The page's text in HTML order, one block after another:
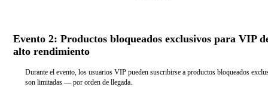
Evento 2: Productos bloqueados exclusivos para VIP
alto rendimiento
Durante el evento, los usuarios VIP pueden suscribirse a productos bloqueados
son limitadas — por orden de llegada.